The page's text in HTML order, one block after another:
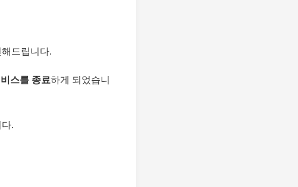
드립니다.
스를 종료하게 되었습니
.